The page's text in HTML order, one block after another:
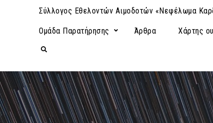
Σύλλογος Εθελοντών Αιμοδοτών «Νεφέλωμα
Ομάδα Παρατήρησης Άρθρα Χάρτης
Search